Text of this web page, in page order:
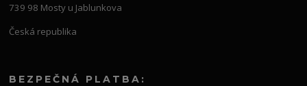
739 98 Mosty u Jablunkova
Česká republika
BEZPEČNÁ PLATBA: